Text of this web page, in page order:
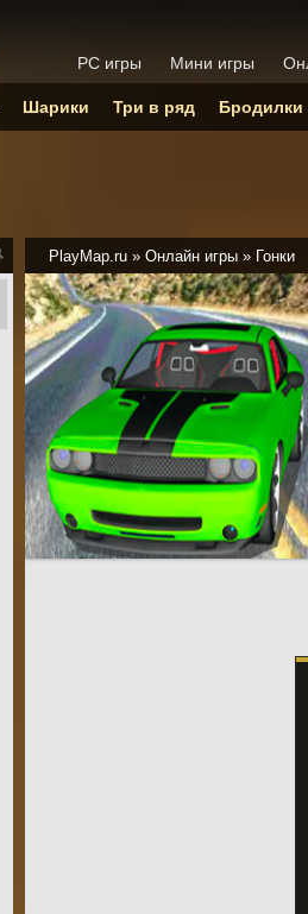
PlayMap.ru » Онлайн игры » Гонки
PC игры Мини игры
Шарики Три в ряд Бродилки